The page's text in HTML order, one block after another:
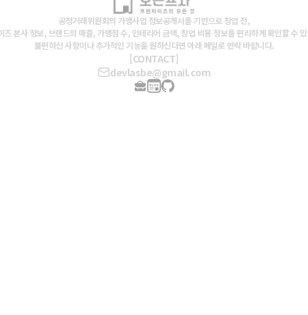
공정거래위원회의 가맹사업 정보공개서를 기반으로 창업 전,
즈 본사 정보, 브랜드의 매출, 가맹점 수, 인테리어 금액, 창업 비용 정보를 편리하게 확인할 수
불편하신 사항이나 추가적인 기능을 원하신다면 아래 메일로 연락 바랍니다.
[CONTACT]
devlasbe@gmail.com